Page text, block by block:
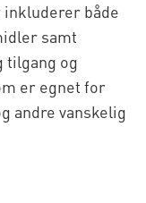
både
samt
tilgang og
er egnet for
andre vanskelig